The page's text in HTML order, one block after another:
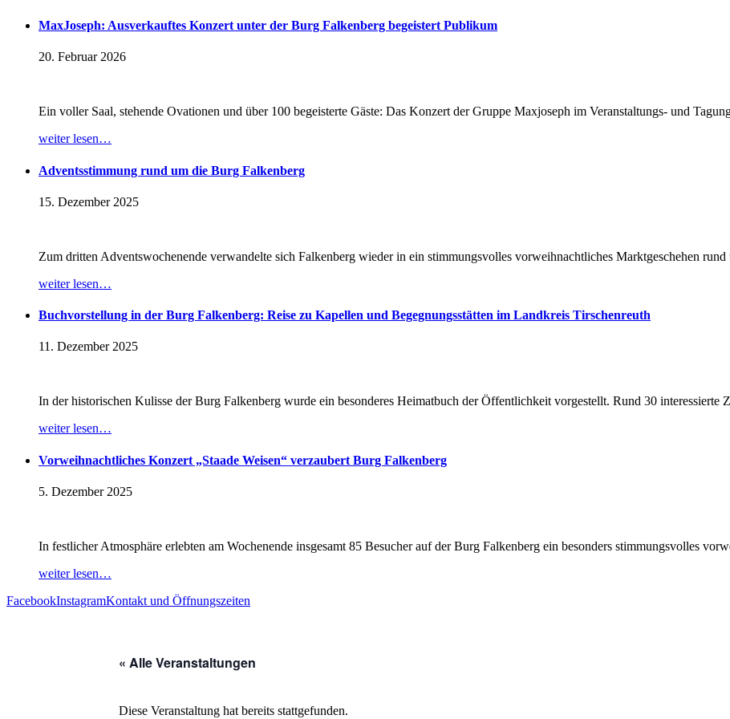
MaxJoseph: Ausverkauftes Konzert unter der Burg Falkenberg begeistert Publikum
20. Februar 2026
Ein voller Saal, stehende Ovationen und über 100 begeisterte Gäste: Das Konzert der Gruppe Maxjoseph im Veranstaltungs- und
weiter lesen…
Adventsstimmung rund um die Burg Falkenberg
15. Dezember 2025
Zum dritten Adventswochenende verwandelte sich Falkenberg wieder in ein stimmungsvolles vorweihnachtliches Marktgeschehen
weiter lesen…
Buchvorstellung in der Burg Falkenberg: Reise zu Kapellen und Begegnungsstätten im Landkreis Tirschenreuth
11. Dezember 2025
In der historischen Kulisse der Burg Falkenberg wurde ein besonderes Heimatbuch der Öffentlichkeit vorgestellt. Rund 30
weiter lesen…
Vorweihnachtliches Konzert „Staade Weisen“ verzaubert Burg Falkenberg
5. Dezember 2025
In festlicher Atmosphäre erlebten am Wochenende insgesamt 85 Besucher auf der Burg Falkenberg ein besonders stimmungsvolles
weiter lesen…
FacebookInstagramKontakt und Öffnungszeiten
« Alle Veranstaltungen
Diese Veranstaltung hat bereits stattgefunden.